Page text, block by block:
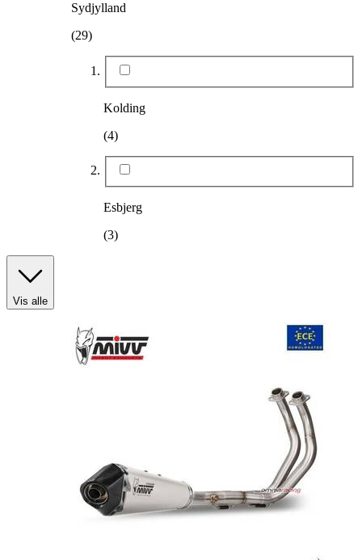
Sydjylland
(29)
Kolding
(4)
Esbjerg
(3)
Vis alle
Produkttype:
Køkkenelementer